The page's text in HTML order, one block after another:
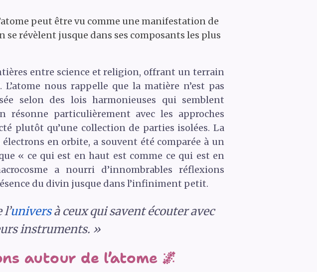
peut être vu comme une manifestation de
révèlent jusque dans ses composants les plus
entre science et religion, offrant un terrain
nous rappelle que la matière n’est pas
selon des lois harmonieuses qui semblent
résonne particulièrement avec les approches
plutôt qu’une collection de parties isolées. La
en orbite, a souvent été comparée à un
« ce qui est en haut est comme ce qui est en
a nourri d’innombrables réflexions
du divin jusque dans l’infiniment petit.
universà ceux qui savent écouter avec
instruments. »
autour de l’atome 🌌